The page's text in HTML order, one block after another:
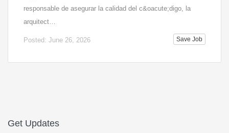
responsable de asegurar la calidad del c&oacute;digo, la
arquitect…
Posted: June 26, 2026 Save Job
Get Updates